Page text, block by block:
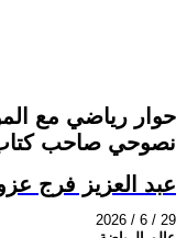
حوار رياضي مع
نصوحي صاحب كتاب
عبد العزيز فرج
2026 / 6 / 29